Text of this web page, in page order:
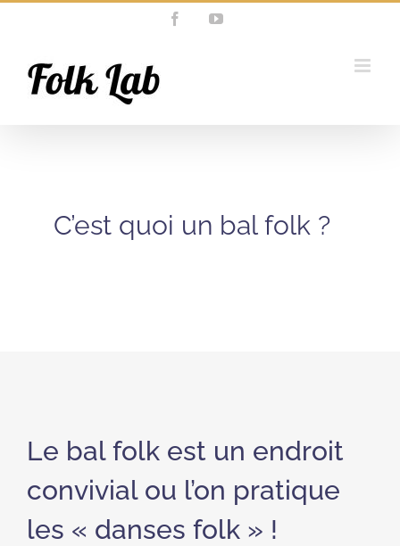
FacebookYouTube
C’est quoi un bal folk ?
Le bal folk est un endroit
convivial ou l’on pratique
les « danses folk » !